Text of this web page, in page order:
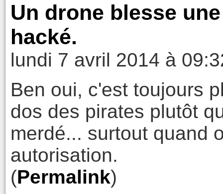
Un drone blesse
hacké.
lundi 7 avril 2014 à
Ben oui, c'est toujours
dos des pirates plutôt
merdé... surtout quand
autorisation.
(Permalink)